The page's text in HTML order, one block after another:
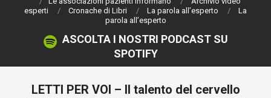
esperti
Cronache di Libri La parola all’esperto
La
parola all’esperto
ASCOLTA I NOSTRI PODCAST SU
SPOTIFY
LETTI PER VOI – Il talento del cervello